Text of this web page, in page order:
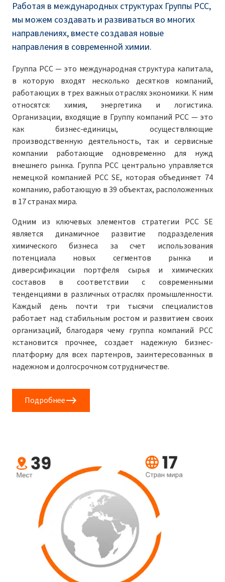
Работая в международных структурах Группы PCC,
мы можем создавать и развиваться во многих
направлениях, вместе создавая новые
направления в современной химии.
Группа PCC — это международная структура капитала,
в которую входят несколько десятков компаний,
работающих в трех важных отраслях экономики. К ним
относятся: химия, энергетика и логистика.
Организации, входящие в Группу компаний PCC — это
как бизнес-единицы, осуществляющие
производственную деятельность, так и сервисные
компании работающие одновременно для нужд
внешнего рынка. Группа PCC центрально управляется
немецкой компанией PCC SE, которая объединяет 74
компанию, работающую в 39 объектах, расположенных
в 17 странах мира.
Одним из ключевых элементов стратегии PCC SE
является динамичное развитие подразделения
химического бизнеса за счет использования
потенциала новых сегментов рынка и
диверсификации портфеля сырья и химических
составов в соответствии с современными
тенденциями в различных отраслях промышленности.
Каждый день почти три тысячи специалистов
работает над стабильным ростом и развитием своих
организаций, благодаря чему группа компаний PCC
кстановится прочнее, создает надежную бизнес-
платформу для всех партенров, заинтересованных в
надежном и долгосрочном сотрудничестве.
Подробнее